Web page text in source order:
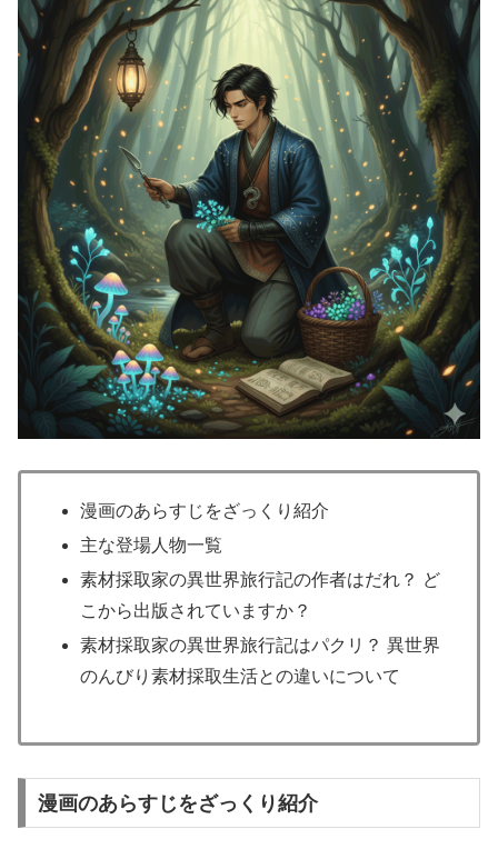
漫画のあらすじをざっくり紹介
主な登場人物一覧
素材採取家の異世界旅行記の作者はだれ？ ど
こから出版されていますか？
素材採取家の異世界旅行記はパクリ？ 異世界
のんびり素材採取生活との違いについて
漫画のあらすじをざっくり紹介